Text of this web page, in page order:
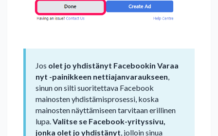
Jos olet jo yhdistänyt Facebookin Varaa
nyt -painikkeen nettiajanvaraukseen,
sinun on silti suoritettava Facebook
mainosten yhdistämisprosessi, koska
mainosten näyttämiseen tarvitaan erillinen
lupa.Valitse se Facebook-yrityssivu,
jonka olet jo yhdistänyt, jolloin sinua